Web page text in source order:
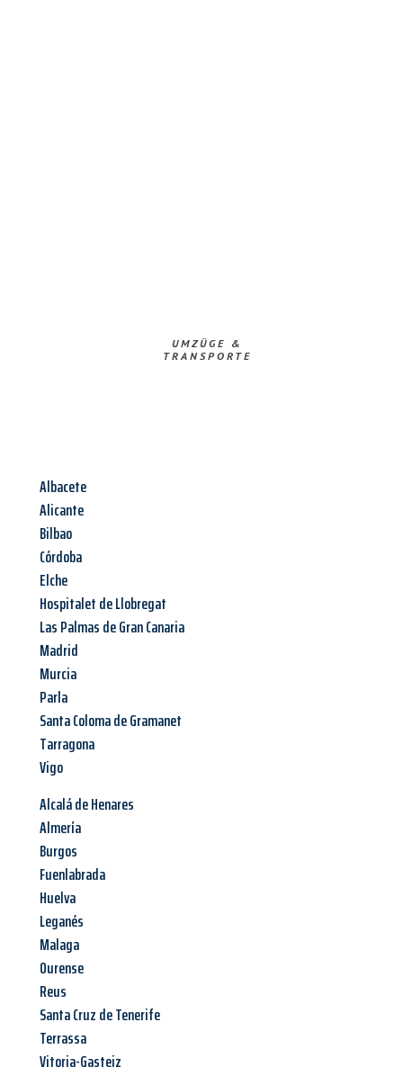
UMZÜGE &
TRANSPORTE
Albacete
Alicante
Bilbao
Córdoba
Elche
Hospitalet de Llobregat
Las Palmas de Gran Canaria
Madrid
Murcia
Parla
Santa Coloma de Gramanet
Tarragona
Vigo
Alcalá de Henares
Almería
Burgos
Fuenlabrada
Huelva
Leganés
Malaga
Ourense
Reus
Santa Cruz de Tenerife
Terrassa
Vitoria-Gasteiz